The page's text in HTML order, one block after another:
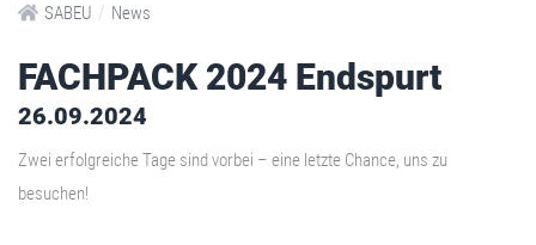
SABEU / News
FACHPACK 2024 Endspurt
26.09.2024
Zwei erfolgreiche Tage sind vorbei – eine letzte Chance, uns zu
besuchen!